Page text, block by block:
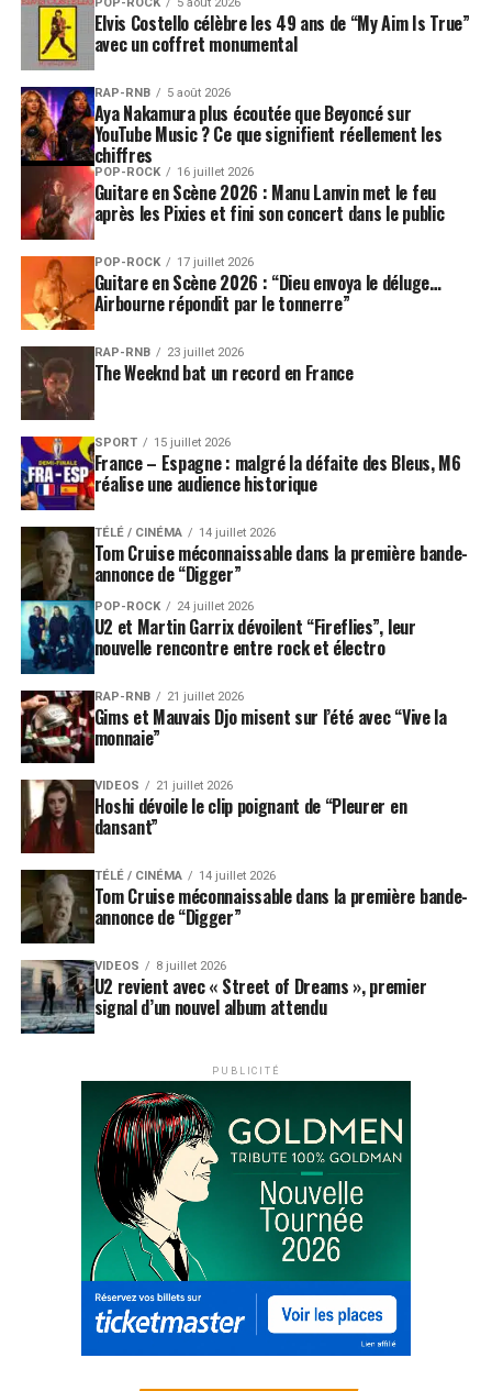
Elvis Costello célèbre les 49 ans de “My Aim Is True”
avec un coffret monumental
RAP-RNB 5 août 2026
Aya Nakamura plus écoutée que Beyoncé sur
YouTube Music ? Ce que signifient réellement les
chiffres
POP-ROCK 16 juillet 2026
Guitare en Scène 2026 : Manu Lanvin met le feu
après les Pixies et fini son concert dans le public
POP-ROCK 17 juillet 2026
Guitare en Scène 2026 : “Dieu envoya le déluge…
Airbourne répondit par le tonnerre”
RAP-RNB 23 juillet 2026
The Weeknd bat un record en France
SPORT 15 juillet 2026
France – Espagne : malgré la défaite des Bleus, M6
réalise une audience historique
TÉLÉ / CINÉMA 14 juillet 2026
Tom Cruise méconnaissable dans la première bande-
annonce de “Digger”
POP-ROCK 24 juillet 2026
U2 et Martin Garrix dévoilent “Fireflies”, leur
nouvelle rencontre entre rock et électro
RAP-RNB 21 juillet 2026
Gims et Mauvais Djo misent sur l’été avec “Vive la
monnaie”
VIDEOS 21 juillet 2026
Hoshi dévoile le clip poignant de “Pleurer en
dansant”
TÉLÉ / CINÉMA 14 juillet 2026
Tom Cruise méconnaissable dans la première bande-
annonce de “Digger”
VIDEOS 8 juillet 2026
U2 revient avec « Street of Dreams », premier
signal d’un nouvel album attendu
PUBLICITÉ